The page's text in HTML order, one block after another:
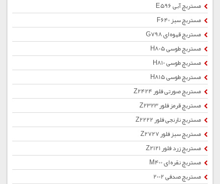
مستربچ آبی E596
مستربچ سبز F640
مستربچ قهوه ای G798
مستربچ طوسی H805
مستربچ طوسی H810
مستربچ طوسی H815
مستربچ صورتی فلور Z2424
مستربچ قرمز فلور Z2323
مستربچ نارنجی فلور Z2222
مستربچ سبز فلور Z2727
مستربچ زرد فلور Z2121
مستربچ نقره ای M400
مستربچ صدفی 2002